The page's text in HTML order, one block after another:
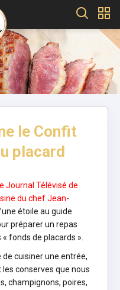
le Confit
placard
le Journal Télévisé de
du chef Jean-
étoile au guide
préparer un repas
fonds de placards ».
cuisiner une entrée,
conserves que nous
champignons, poires,